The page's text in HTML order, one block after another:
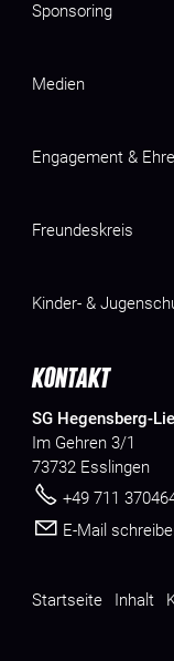
Sponsoring
Medien
Engagement &
Freundeskreis
Kinder- &
KONTAKT
SG Hegensberg-
Im Gehren 3/1
73732 Esslingen
+49 711
E-Mail
Startseite Inhalt